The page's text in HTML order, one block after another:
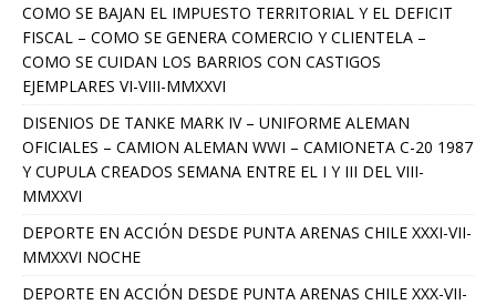
COMO SE BAJAN EL IMPUESTO TERRITORIAL Y EL DEFICIT
FISCAL – COMO SE GENERA COMERCIO Y CLIENTELA –
COMO SE CUIDAN LOS BARRIOS CON CASTIGOS
EJEMPLARES VI-VIII-MMXXVI
DISENIOS DE TANKE MARK IV – UNIFORME ALEMAN
OFICIALES – CAMION ALEMAN WWI – CAMIONETA C-20 1987
Y CUPULA CREADOS SEMANA ENTRE EL I Y III DEL VIII-
MMXXVI
DEPORTE EN ACCIÓN DESDE PUNTA ARENAS CHILE XXXI-VII-
MMXXVI NOCHE
DEPORTE EN ACCIÓN DESDE PUNTA ARENAS CHILE XXX-VII-